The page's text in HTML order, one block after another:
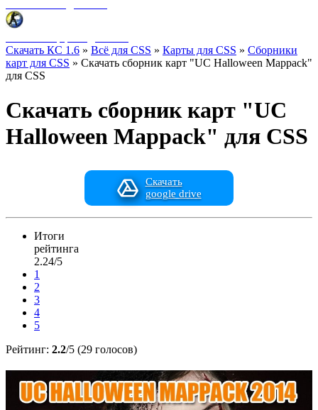
Скачать КС 1.6 » Всё для CSS » Карты для CSS » Сборники
карт для CSS » Скачать сборник карт "UC Halloween Mappack"
для CSS
Скачать сборник карт "UC
Halloween Mappack" для CSS
Скачать
google drive
Итоги
рейтинга
2.24/5
1
2
3
4
5
Рейтинг: 2.2/5 (29 голосов)